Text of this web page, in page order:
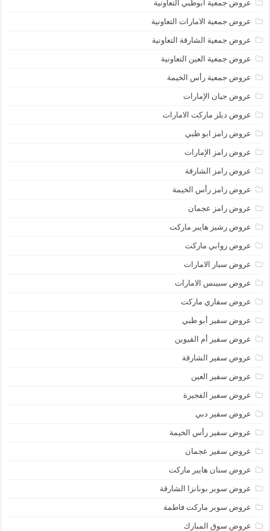
عروض جمعية ابوظبي التعاونية
عروض جمعية الامارات التعاونية
عروض جمعية الشارقة التعاونية
عروض جمعية العين التعاونية
عروض جمعية رأس الخيمة
عروض جيان الإمارات
عروض ديلز ماركت الامارات
عروض رامز ابو ظبي
عروض رامز الإمارات
عروض رامز الشارقة
عروض رامز رأس الخيمة
عروض رامز عجمان
عروض رشيز هايبر ماركت
عروض روابي ماركت
عروض سبار الامارات
عروض سبينس الامارات
عروض سفاري ماركت
عروض سفير أبو ظبي
عروض سفير أم القيوين
عروض سفير الشارقة
عروض سفير العين
عروض سفير الفجيرة
عروض سفير دبي
عروض سفير رأس الخيمة
عروض سفير عجمان
عروض سنان هايبر ماركت
عروض سوبر بونانزا الشارقة
عروض سوبر ماركت فاطمة
عروض سوق المبارك